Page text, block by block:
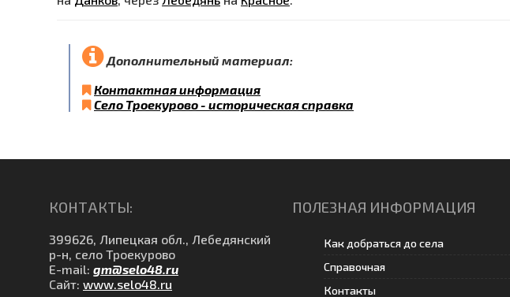
Дополнительный материал:
Контактная информация
Село Троекурово - историческая справка
КОНТАКТЫ:
399626, Липецкая обл., Лебедянский
р-н, село Троекурово
E-mail: gm@selo48.ru
Сайт: www.selo48.ru
ПОЛЕЗНАЯ ИНФОРМАЦИЯ
Как добраться до села
Справочная
Контакты